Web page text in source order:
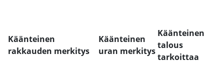
Käänteinen
rakkauden merkitys
Käänteinen
uran merkitys
Käänteinen
talous
tarkoittaa